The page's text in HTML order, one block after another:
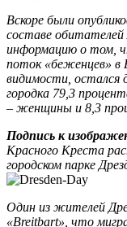
Вскоре были
составе
информацию о том,
поток «беженцев» в
видимости, остался
городка 79,3
– женщины и 8,3
Подпись к
Красного Креста
городском парке
Один из жителей
«Breitbart», что